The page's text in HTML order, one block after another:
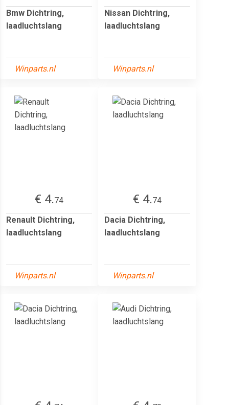
Bmw Dichtring,
laadluchtslang
Winparts.nl
Nissan Dichtring,
laadluchtslang
Winparts.nl
€ 4.74
Renault Dichtring,
laadluchtslang
Winparts.nl
€ 4.74
Dacia Dichtring,
laadluchtslang
Winparts.nl